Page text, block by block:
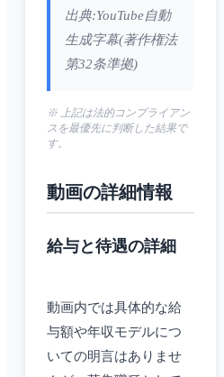
出典:YouTube自動
生成字幕(著作権法
第32条準拠)
※ 上記は法的コンプライアン
スを最優先に判断した結果で
す。
動画の詳細情報
給与と待遇の詳細
動画内では具体的な給
与額や年収モデルにつ
いての明言はありませ